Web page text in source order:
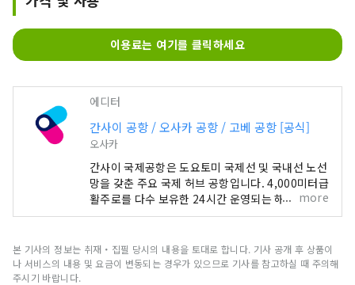
이용료는 여기를 클릭하세요
에디터
간사이 공항 / 오사카 공항 / 고베 공항 [공식]
오사카
간사이 국제공항은 도요토미 국제선 및 국내선 노선
망을 갖춘 주요 국제 허브 공항입니다. 4,000미터급
활주로를 다수 보유한 24시간 운영되는 해상 공항
으로서, 지역 사회 및 환경과 조화롭게 공존하며 많
more
본 기사의 정보는 취재・집필 당시의 내용을 토대로 합니다. 기사 공개 후 상품이
나 서비스의 내용 및 요금이 변동되는 경우가 있으므로 기사를 참고하실 때 주의해
주시기 바랍니다.